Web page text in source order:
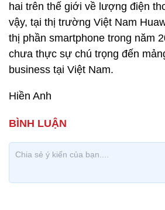
hai trên thế giới về lượng điện
vậy, tại thị trường Việt Nam
thị phần smartphone trong năm
chưa thực sự chú trọng đến
business tại Việt Nam.
Hiền Anh